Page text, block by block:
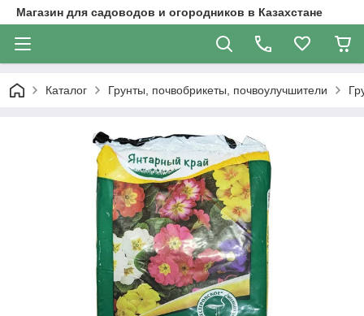
Магазин для садоводов и огородников в Казахстане
Каталог Грунты, почвобрикеты, почвоулучшители